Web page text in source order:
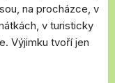
na procházce, v
v turisticky
Výjimku tvoří jen